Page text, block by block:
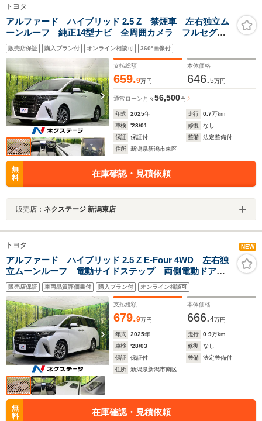
トヨタ
アルファード ハイブリッド 2.5 Z 禁煙車 左右独立ム
ーンルーフ 純正14型ナビ 全周囲カメラ フルセグ
Bluetooth 純正13.2型フリップダウンM 衝突軽減装
置 全車速追従クルコン LEDヘッド/フォグ 両側電動
スライドドア
販売店保証 購入プラン付 オンライン相談可 360°画像付
支払総額
659.9万円
本体価格
646.5万円
通常ローン 月々56,500円
年式 2025年 走行 0.7万km
車検
'28/01 修復
なし
保証
保証付 整備
法定整備付
住所
新潟県新潟市東区
無
料
在庫確認・見積依頼
販売店： ネクステージ 新潟東店
トヨタ NEW
アルファード ハイブリッド 2.5 Z E-Four 4WD 左右独
立ムーンルーフ 電動サイドステップ 両側電動ドア
14型後席モニター 純正14型ナビ 全周囲カメラ JBL
サウンド カラーヘッドアップディスプレイ デジタル
インナーミラー 禁煙 電動リアゲート
販売店保証 車両品質評価書付 購入プラン付 オンライン相談可
支払総額
679.9万円
本体価格
666.4万円
年式 2025年 走行 0.9万km
車検
'28/03 修復
なし
保証
保証付 整備
法定整備付
住所
新潟県新潟市南区
無
料
在庫確認・見積依頼